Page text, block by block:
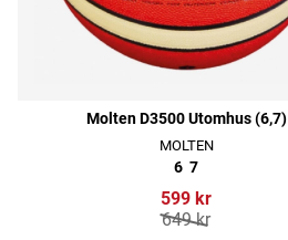
Molten D3500 Utomhus (6,7)
MOLTEN
6 7
599 kr
649 kr